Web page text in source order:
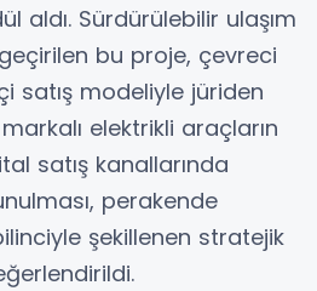
aldı. Sürdürülebilir ulaşım
bu proje, çevreci
satış modeliyle jüriden
elektrikli araçların
satış kanallarında
perakende
şekillenen stratejik